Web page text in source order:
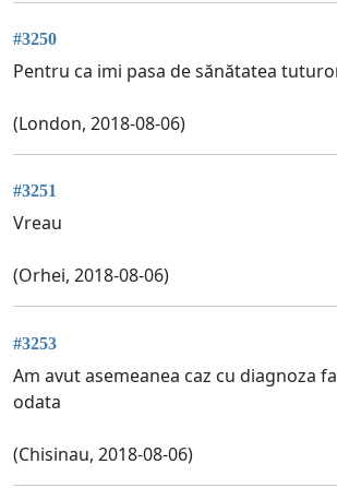
#3250
Pentru ca imi pasa de sănătatea
(London, 2018-08-06)
#3251
Vreau
(Orhei, 2018-08-06)
#3253
Am avut asemeanea caz cu diagnoza
odata
(Chisinau, 2018-08-06)